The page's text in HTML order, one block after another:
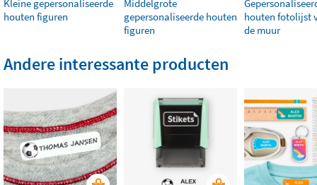
Kleine gepersonaliseerde
houten figuren
Middelgrote
gepersonaliseerde houten
figuren
houten fotolijst
de muur
Andere interessante producten